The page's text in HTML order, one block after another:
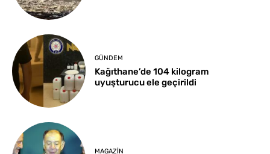
GÜNDEM
Kağıthane’de 104 kilogram
uyuşturucu ele geçirildi
MAGAZIN